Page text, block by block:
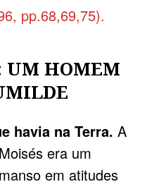
pp.68,69,75).
UM HOMEM
havia na Terra. A
era um
em atitudes